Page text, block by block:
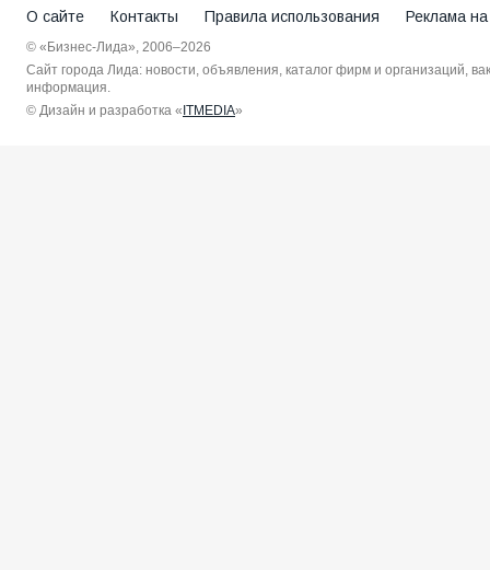
О сайте Контакты Правила использования Реклама
© «Бизнес-Лида», 2006–2026
Сайт города Лида: новости, объявления, каталог фирм и организаций,
информация.
© Дизайн и разработка «ITMEDIA»